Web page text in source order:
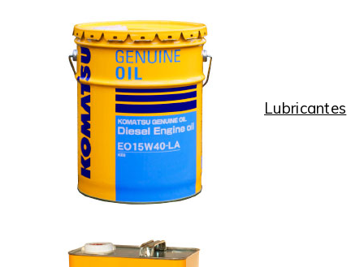
Lubricantes